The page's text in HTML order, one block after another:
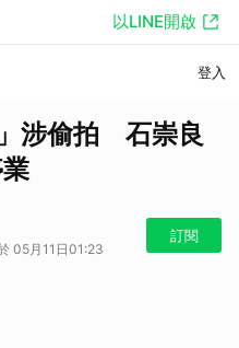
以LINE開啟
登入
涉偷拍 石崇良
05月11日01:23
訂閱